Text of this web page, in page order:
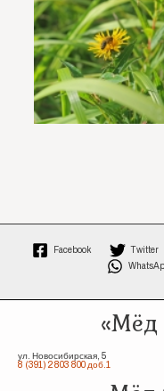
Facebook Twitter
«Мёд
ул. Новосибирская, 5
8 (391) 2 803 800 доб.1